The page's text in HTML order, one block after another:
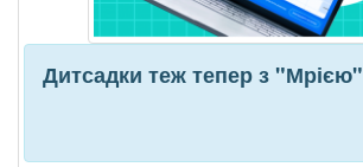
Дитсадки теж тепер з "Мрією"